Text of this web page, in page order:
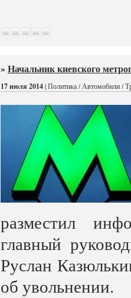
»Начальник киевского
17 июля 2014| Политика / Автомобили /
разместил
главный
Руслан
об увольнении.